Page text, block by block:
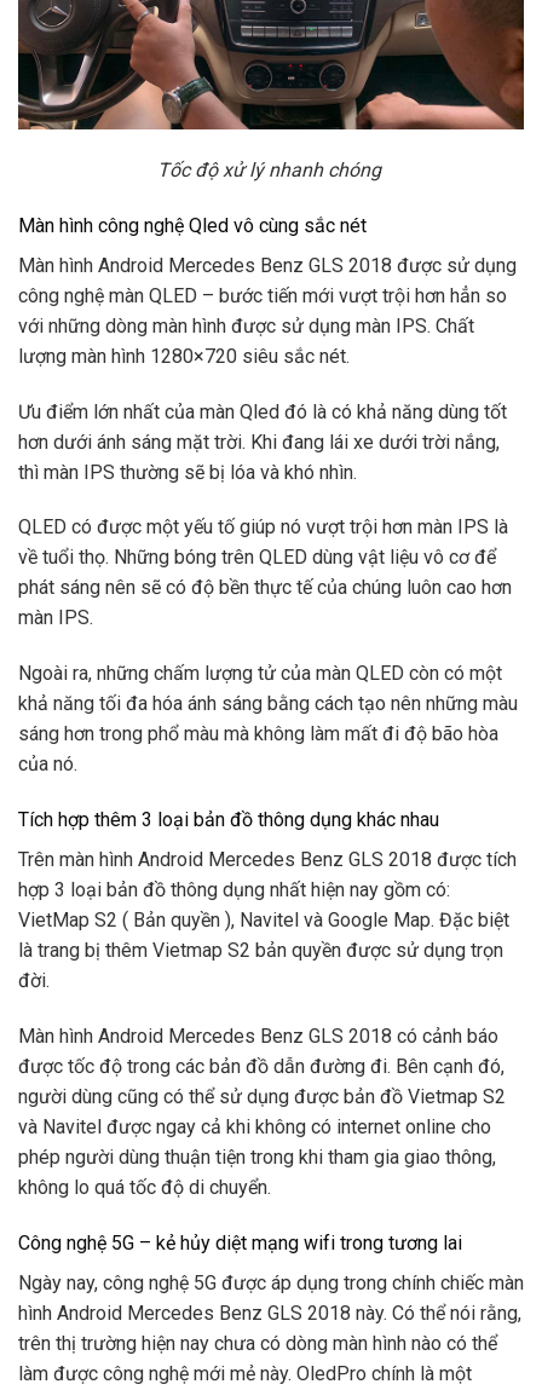
Tốc độ xử lý nhanh chóng
Màn hình công nghệ Qled vô cùng sắc nét
Màn hình Android Mercedes Benz GLS 2018 được sử dụng
công nghệ màn QLED – bước tiến mới vượt trội hơn hẳn so
với những dòng màn hình được sử dụng màn IPS. Chất
lượng màn hình 1280×720 siêu sắc nét.
Ưu điểm lớn nhất của màn Qled đó là có khả năng dùng tốt
hơn dưới ánh sáng mặt trời. Khi đang lái xe dưới trời nắng,
thì màn IPS thường sẽ bị lóa và khó nhìn.
QLED có được một yếu tố giúp nó vượt trội hơn màn IPS là
về tuổi thọ. Những bóng trên QLED dùng vật liệu vô cơ để
phát sáng nên sẽ có độ bền thực tế của chúng luôn cao hơn
màn IPS.
Ngoài ra, những chấm lượng tử của màn QLED còn có một
khả năng tối đa hóa ánh sáng bằng cách tạo nên những màu
sáng hơn trong phổ màu mà không làm mất đi độ bão hòa
của nó.
Tích hợp thêm 3 loại bản đồ thông dụng khác nhau
Trên màn hình Android Mercedes Benz GLS 2018 được tích
hợp 3 loại bản đồ thông dụng nhất hiện nay gồm có:
VietMap S2 ( Bản quyền ), Navitel và Google Map. Đặc biệt
là trang bị thêm Vietmap S2 bản quyền được sử dụng trọn
đời.
Màn hình Android Mercedes Benz GLS 2018 có cảnh báo
được tốc độ trong các bản đồ dẫn đường đi. Bên cạnh đó,
người dùng cũng có thể sử dụng được bản đồ Vietmap S2
và Navitel được ngay cả khi không có internet online cho
phép người dùng thuận tiện trong khi tham gia giao thông,
không lo quá tốc độ di chuyển.
Công nghệ 5G – kẻ hủy diệt mạng wifi trong tương lai
Ngày nay, công nghệ 5G được áp dụng trong chính chiếc màn
hình Android Mercedes Benz GLS 2018 này. Có thể nói rằng,
trên thị trường hiện nay chưa có dòng màn hình nào có thể
làm được công nghệ mới mẻ này. OledPro chính là một